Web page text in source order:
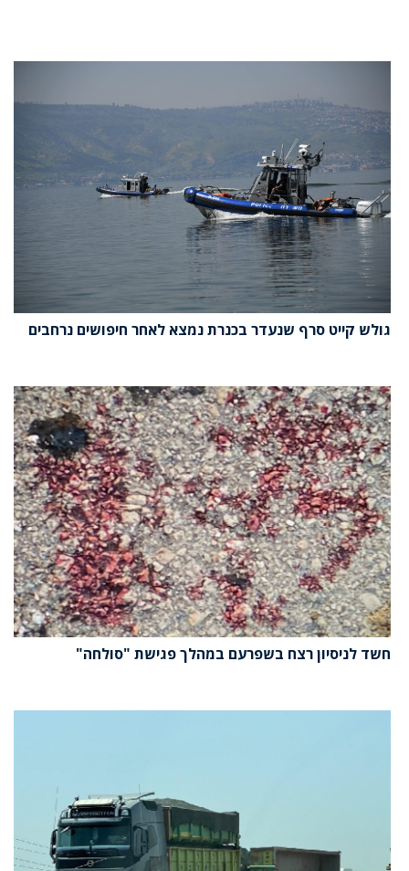
גולש קייט סרף שנעדר בכנרת נמצא לאחר חיפושים נרחבים
חשד לניסיון רצח בשפרעם במהלך פגישת "סולחה"